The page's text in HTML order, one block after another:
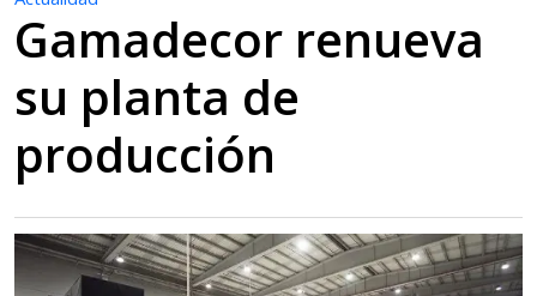
Gamadecor renueva
su planta de
producción